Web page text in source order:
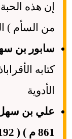
إن هذه
من السأم )
سابور بن سهل (توفى
كتابه
الأدوية
861 م ) ( 192 – 247 هـ )